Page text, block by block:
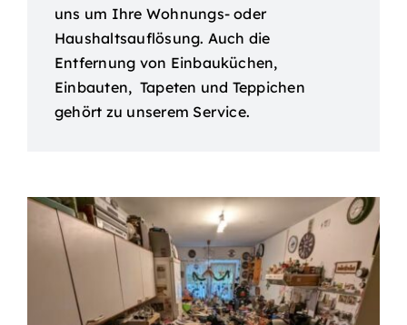
uns um Ihre Wohnungs- oder
Haushaltsauflösung. Auch die
Entfernung von Einbauküchen,
Einbauten, Tapeten und Teppichen
gehört zu unserem Service.